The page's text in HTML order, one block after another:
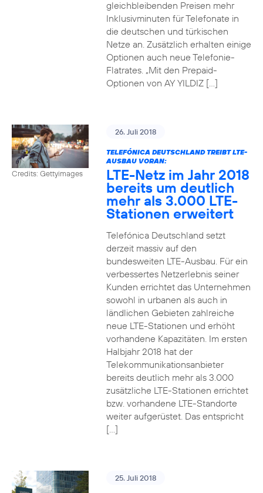
gleichbleibenden Preisen mehr
Inklusivminuten für Telefonate in
die deutschen und türkischen
Netze an. Zusätzlich erhalten einige
Optionen auch neue Telefonie-
Flatrates. „Mit den Prepaid-
Optionen von AY YILDIZ […]
Credits: Gettyimages
26. Juli 2018
TELEFÓNICA DEUTSCHLAND TREIBT LTE-
AUSBAU VORAN:
LTE-Netz im Jahr 2018
bereits um deutlich
mehr als 3.000 LTE-
Stationen erweitert
Telefónica Deutschland setzt
derzeit massiv auf den
bundesweiten LTE-Ausbau. Für ein
verbessertes Netzerlebnis seiner
Kunden errichtet das Unternehmen
sowohl in urbanen als auch in
ländlichen Gebieten zahlreiche
neue LTE-Stationen und erhöht
vorhandene Kapazitäten. Im ersten
Halbjahr 2018 hat der
Telekommunikationsanbieter
bereits deutlich mehr als 3.000
zusätzliche LTE-Stationen errichtet
bzw. vorhandene LTE-Standorte
weiter aufgerüstet. Das entspricht
[…]
25. Juli 2018